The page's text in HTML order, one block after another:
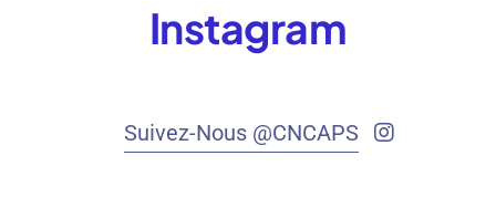
Instagram
Suivez-Nous @CNCAPS